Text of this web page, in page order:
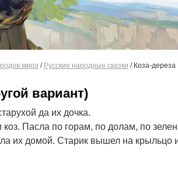
мира / Русские народные сказки / Коза-дереза
вариант)
да их дочка.
коз. Пасла по горам, по долам, по
их домой. Старик вышел на крыльцо